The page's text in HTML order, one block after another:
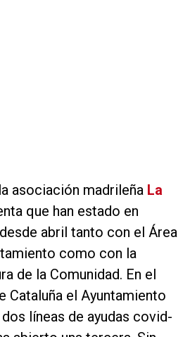
asociación madrileña La
que han estado en
abril tanto con el Área
como con la
de la Comunidad. En el
Cataluña el Ayuntamiento
líneas de ayudas covid-